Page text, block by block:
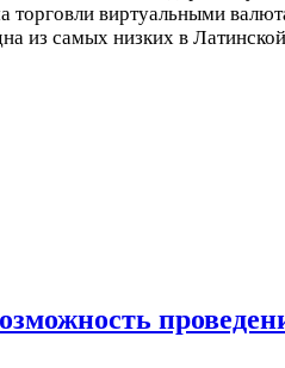
виртуальными
из самых низких в